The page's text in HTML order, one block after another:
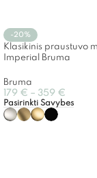
-20%
Klasikinis praustuvo
Imperial Bruma
Bruma
179 € – 359 €
Pasirinkti Savybes